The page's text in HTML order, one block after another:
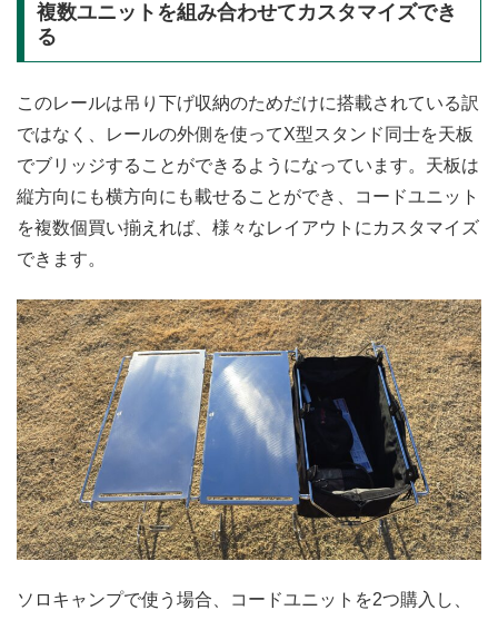
複数ユニットを組み合わせてカスタマイズでき
る
このレールは吊り下げ収納のためだけに搭載されている訳
ではなく、レールの外側を使ってX型スタンド同士を天板
でブリッジすることができるようになっています。天板は
縦方向にも横方向にも載せることができ、コードユニット
を複数個買い揃えれば、様々なレイアウトにカスタマイズ
できます。
ソロキャンプで使う場合、コードユニットを2つ購入し、